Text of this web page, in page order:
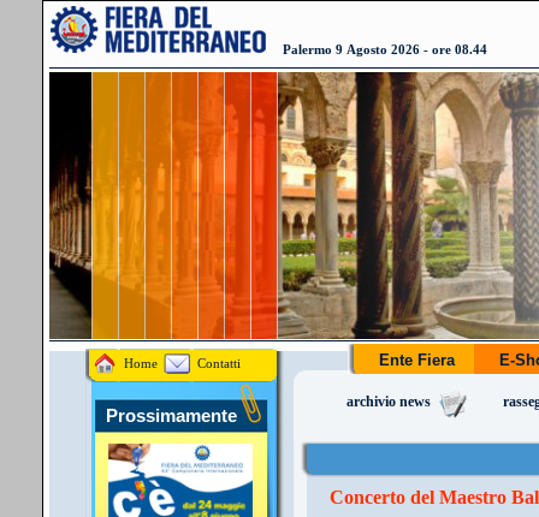
Palermo 9 Agosto 2026 - ore 08.44
Home Contatti
Prossimamente
Ente Fiera E-
archivio news
Concerto del Maestro